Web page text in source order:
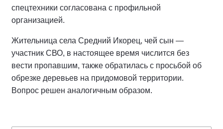
спецтехники согласована с профильной
организацией.
Жительница села Средний Икорец, чей сын —
участник СВО, в настоящее время числится без
вести пропавшим, также обратилась с просьбой об
обрезке деревьев на придомовой территории.
Вопрос решен аналогичным образом.